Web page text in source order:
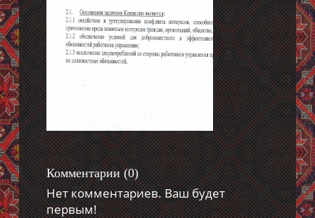
Комментарии (0)
Нет комментариев. Ваш будет
первым!